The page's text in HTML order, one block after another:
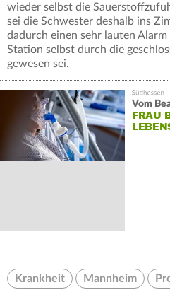
wieder selbst die
sei die Schwester deshalb ins
dadurch einen sehr lauten
Station selbst durch die
gewesen sei.
Vom
FRAU
Krankheit Mannheim